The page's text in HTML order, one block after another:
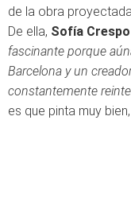
de la obra
De ella, Sofía Crespo
fascinante porque
Barcelona y un
constantemente
es que pinta muy